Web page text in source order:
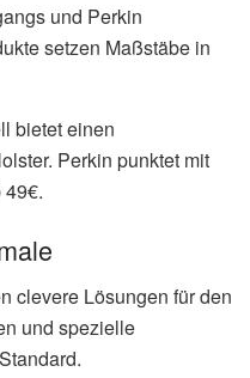
und Perkin
setzen Maßstäbe in
bietet einen
Perkin punktet mit
clevere Lösungen für den
und spezielle